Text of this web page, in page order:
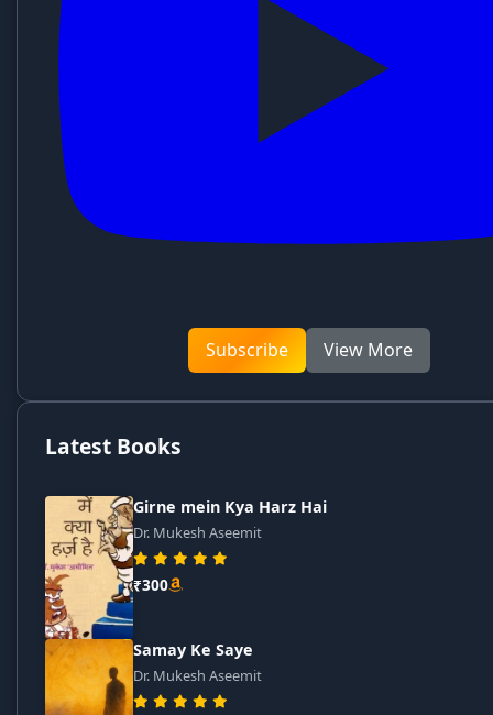
Subscribe View More
Latest Books
Girne mein Kya Harz Hai
Dr. Mukesh Aseemit
₹300
Samay Ke Saye
Dr. Mukesh Aseemit